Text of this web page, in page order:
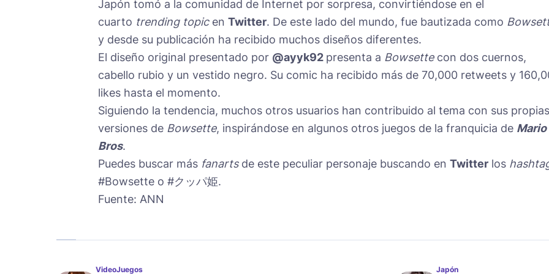
Japón tomó a la comunidad de Internet por sorpresa, convirtiéndose en el
cuarto trending topicen Twitter. De este lado del mundo, fue bautizada como
y desde su publicación ha recibido muchos diseños diferentes.
El diseño original presentado por @ayyk92 presenta a Bowsettecon dos cuernos,
cabello rubio y un vestido negro. Su comic ha recibido más de 70,000 retweets y
likes hasta el momento.
Siguiendo la tendencia, muchos otros usuarios han contribuido al tema con sus propias
versiones de Bowsette, inspirándose en algunos otros juegos de la franquicia de Mario
Bros.
Puedes buscar más fanartsde este peculiar personaje buscando en Twitter los
#Bowsette o #クッパ姫.
Fuente: ANN
VideoJuegos Japón